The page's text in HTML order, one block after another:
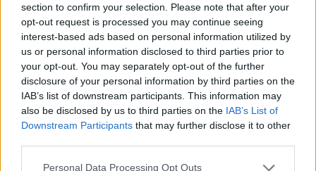
section to confirm your selection. Please note that after your
opt-out request is processed you may continue seeing
interest-based ads based on personal information utilized by
us or personal information disclosed to third parties prior to
your opt-out. You may separately opt-out of the further
disclosure of your personal information by third parties on the
IAB’s list of downstream participants. This information may
also be disclosed by us to third parties on the IAB’s List of
Downstream Participants that may further disclose it to other
Personal Data Processing Opt Outs
Hasznos
Impresszum
Szerzői jogok
Adatvédelmi tájékoztató
Cookie-kezelési tájékoztató
Hozzászólási szabályzat
Nyomtatott lapjaink archívuma
Székely Hírmondó archívuma